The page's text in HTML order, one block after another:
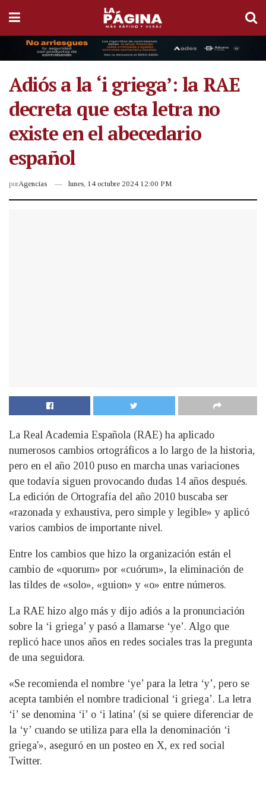
Adiós a la ‘i griega’: la RAE
decreta que esta letra no
existe en el abecedario
español
porAgencias lunes, 14 octubre 2024 12:00 PM
La Real Academia Española (RAE) ha aplicado
numerosos cambios ortográficos a lo largo de la historia,
pero en el año 2010 puso en marcha unas variaciones
que todavía siguen provocando dudas 14 años después.
La edición de Ortografía del año 2010 buscaba ser
«razonada y exhaustiva, pero simple y legible» y aplicó
varios cambios de importante nivel.
Entre los cambios que hizo la organización están el
cambio de «quorum» por «cuórum», la eliminación de
las tildes de «solo», «guion» y «o» entre números.
La RAE hizo algo más y dijo adiós a la pronunciación
sobre la ‘i griega’ y pasó a llamarse ‘ye’. Algo que
replicó hace unos años en redes sociales tras la pregunta
de una seguidora.
«Se recomienda el nombre ‘ye’ para la letra ‘y’, pero se
acepta también el nombre tradicional ‘i griega’. La letra
‘i’ se denomina ‘i’ o ‘i latina’ (si se quiere diferenciar de
la ‘y’ cuando se utiliza para ella la denominación ‘i
griega'», aseguró en un posteo en X, ex red social
Twitter.